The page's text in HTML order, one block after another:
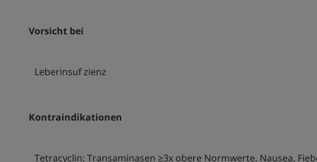
Vorsicht bei
Leberinsuf zienz
Kontraindikationen
Tetracyclin: Transaminasen ≥3x obere Normwerte. Nausea,